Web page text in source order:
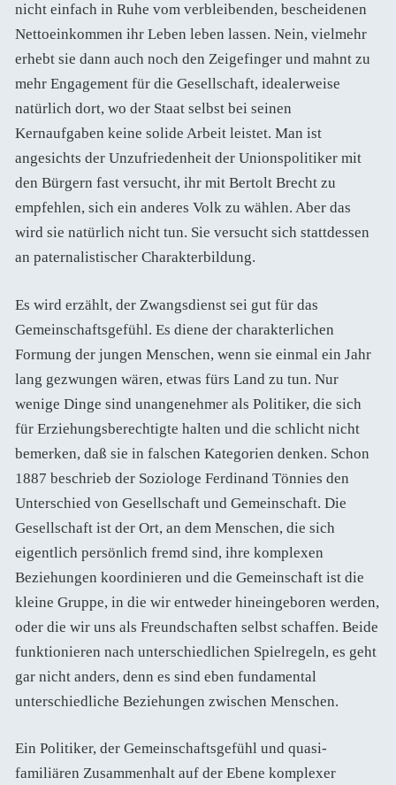
nicht einfach in Ruhe vom verbleibenden, bescheidenen
Nettoeinkommen ihr Leben leben lassen. Nein, vielmehr
erhebt sie dann auch noch den Zeigefinger und mahnt zu
mehr Engagement für die Gesellschaft, idealerweise
natürlich dort, wo der Staat selbst bei seinen
Kernaufgaben keine solide Arbeit leistet. Man ist
angesichts der Unzufriedenheit der Unionspolitiker mit
den Bürgern fast versucht, ihr mit Bertolt Brecht zu
empfehlen, sich ein anderes Volk zu wählen. Aber das
wird sie natürlich nicht tun. Sie versucht sich stattdessen
an paternalistischer Charakterbildung.
Es wird erzählt, der Zwangsdienst sei gut für das
Gemeinschaftsgefühl. Es diene der charakterlichen
Formung der jungen Menschen, wenn sie einmal ein Jahr
lang gezwungen wären, etwas fürs Land zu tun. Nur
wenige Dinge sind unangenehmer als Politiker, die sich
für Erziehungsberechtigte halten und die schlicht nicht
bemerken, daß sie in falschen Kategorien denken. Schon
1887 beschrieb der Soziologe Ferdinand Tönnies den
Unterschied von Gesellschaft und Gemeinschaft. Die
Gesellschaft ist der Ort, an dem Menschen, die sich
eigentlich persönlich fremd sind, ihre komplexen
Beziehungen koordinieren und die Gemeinschaft ist die
kleine Gruppe, in die wir entweder hineingeboren werden,
oder die wir uns als Freundschaften selbst schaffen. Beide
funktionieren nach unterschiedlichen Spielregeln, es geht
gar nicht anders, denn es sind eben fundamental
unterschiedliche Beziehungen zwischen Menschen.
Ein Politiker, der Gemeinschaftsgefühl und quasi-
familiären Zusammenhalt auf der Ebene komplexer